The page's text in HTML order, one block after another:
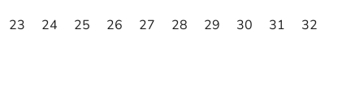
23 24 25 26 27 28 29 30 31 32